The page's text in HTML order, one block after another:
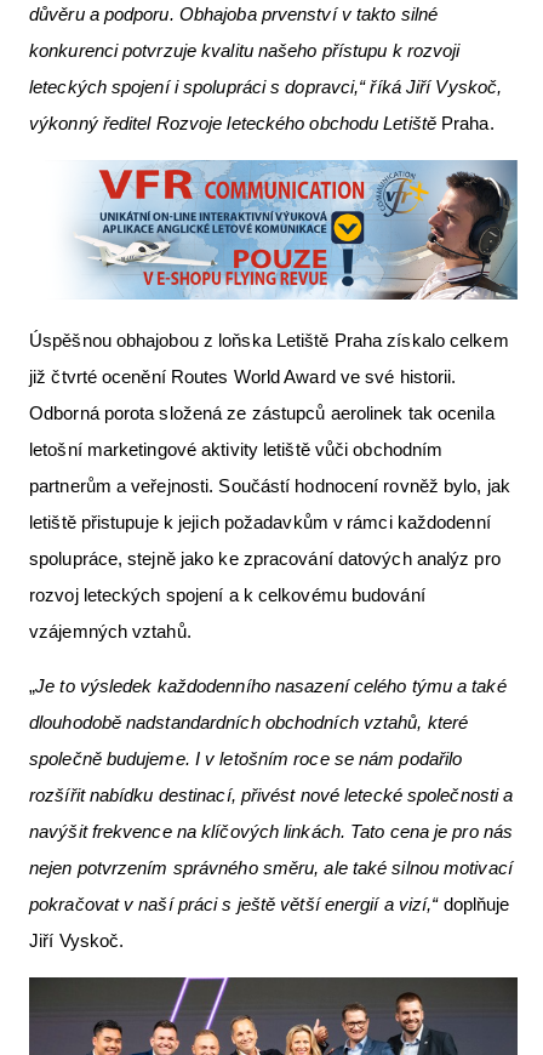
důvěru a podporu. Obhajoba prvenství v takto silné
konkurenci potvrzuje kvalitu našeho přístupu k rozvoji
leteckých spojení i spolupráci s dopravci,“ říká Jiří Vyskoč,
výkonný ředitel Rozvoje leteckého obchodu LetištěPraha.
Úspěšnou obhajobou z loňska Letiště Praha získalo celkem
již čtvrté ocenění Routes World Award ve své historii.
Odborná porota složená ze zástupců aerolinek tak ocenila
letošní marketingové aktivity letiště vůči obchodním
partnerům a veřejnosti. Součástí hodnocení rovněž bylo, jak
letiště přistupuje k jejich požadavkům v rámci každodenní
spolupráce, stejně jako ke zpracování datových analýz pro
rozvoj leteckých spojení a k celkovému budování
vzájemných vztahů.
„Je to výsledek každodenního nasazení celého týmu a také
dlouhodobě nadstandardních obchodních vztahů, které
společně budujeme. I v letošním roce se nám podařilo
rozšířit nabídku destinací, přivést nové letecké společnosti a
navýšit frekvence na klíčových linkách. Tato cena je pro nás
nejen potvrzením správného směru, ale také silnou motivací
pokračovat v naší práci s ještě větší energií a vizí,“doplňuje
Jiří Vyskoč.